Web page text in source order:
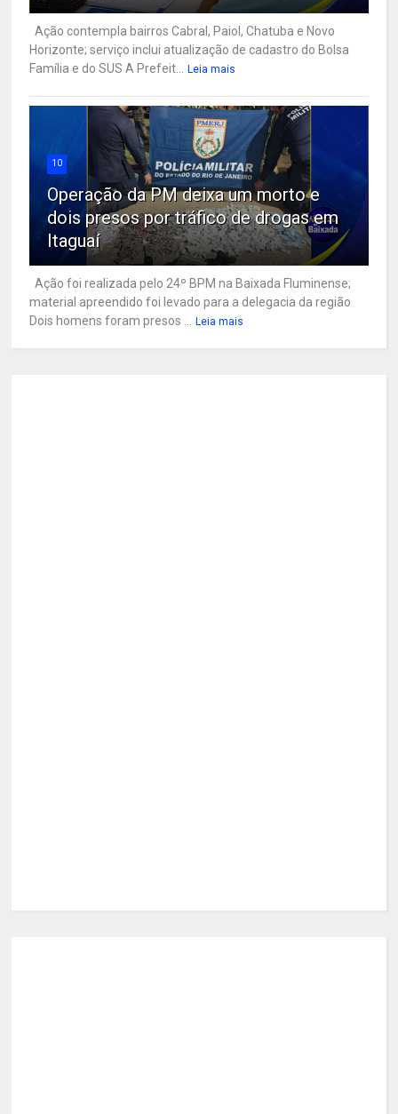
Ação contempla bairros Cabral, Paiol, Chatuba e Novo
Horizonte; serviço inclui atualização de cadastro do Bolsa
Família e do SUS A Prefeit...
Leia mais
10
Operação da PM deixa um morto e
dois presos por tráfico de drogas em
Itaguaí
Ação foi realizada pelo 24º BPM na Baixada Fluminense;
material apreendido foi levado para a delegacia da região
Dois homens foram presos ...
Leia mais